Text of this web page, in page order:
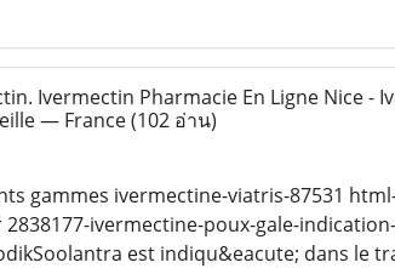
Ivermectin Pharmacie En Ligne Nice -
— France(102 อ่าน)
gammes ivermectine-viatris-87531
ivermectine-poux-gale-
est indiqu&eacute; dans le